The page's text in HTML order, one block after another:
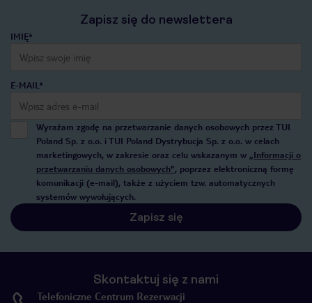
Zapisz się do newslettera
IMIĘ*
E-MAIL*
Wyrażam zgodę na przetwarzanie danych osobowych przez TUI
Poland Sp. z o.o. i TUI Poland Dystrybucja Sp. z o.o. w celach
marketingowych, w zakresie oraz celu wskazanym w „Informacji o
przetwarzaniu danych osobowych”, poprzez elektroniczną formę
komunikacji (e-mail), także z użyciem tzw. automatycznych
systemów wywołujących.
Zapisz się
Skontaktuj się z nami
Telefoniczne Centrum Rezerwacji